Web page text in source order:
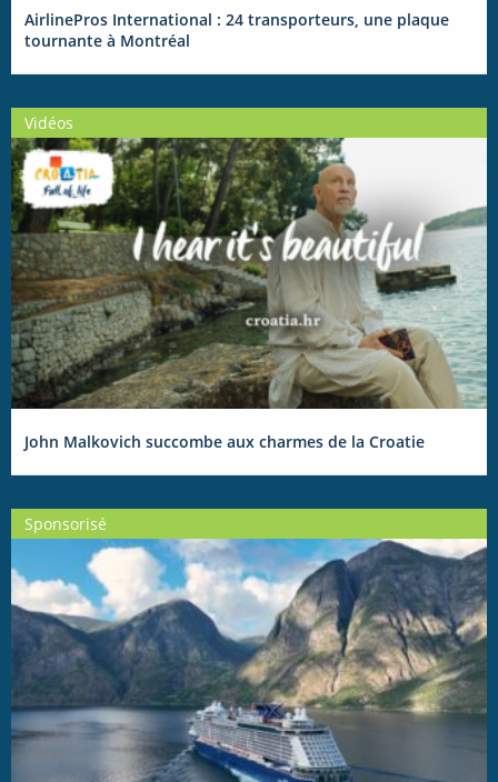
AirlinePros International : 24 transporteurs, une plaque
tournante à Montréal
Vidéos
John Malkovich succombe aux charmes de la Croatie
Sponsorisé